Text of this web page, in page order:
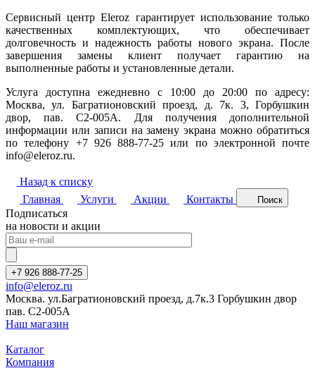
Сервисный центр Eleroz гарантирует использование только
качественных комплектующих, что обеспечивает
долговечность и надежность работы нового экрана. После
завершения замены клиент получает гарантию на
выполненные работы и установленные детали.
Услуга доступна ежедневно с 10:00 до 20:00 по адресу:
Москва, ул. Багратионовский проезд, д. 7к. 3, Горбушкин
двор, пав. C2-005A. Для получения дополнительной
информации или записи на замену экрана можно обратиться
по телефону +7 926 888-77-25 или по электронной почте
info@eleroz.ru.
Назад к списку
Главная
Услуги Акции Контакты Поиск
Подписаться
на новости и акции
+7 926 888-77-25
info@eleroz.ru
Москва. ул.Багратионовский проезд, д.7к.3 Горбушкин двор
пав. C2-005A
Наш магазин
Каталог
Компания